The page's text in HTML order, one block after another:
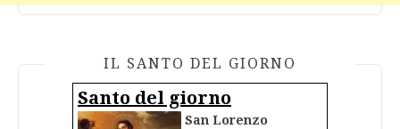
IL SANTO DEL GIORNO
Santo del giorno
San Lorenzo